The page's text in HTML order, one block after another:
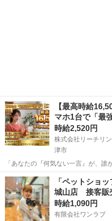
【最高時給
マホ1台で「最
時給2,520円
株式会社リーチリ
津市
「あなたの『何気ない一言』が、
る。」 今の時代、多くの人が求め
く、「同じ目線で語り合える場所」
経験、今まさに直面しているリアル
三重 津市 その他
「ペットショ
城山店 接客販
時給1,090円
有限会社ワンラブ